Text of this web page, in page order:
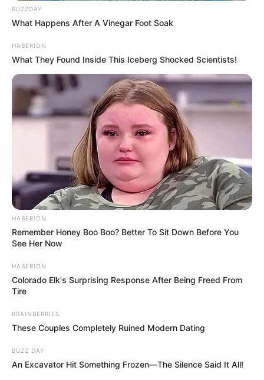
BUZZDAY
What Happens After A Vinegar Foot Soak
HABERION
What They Found Inside This Iceberg Shocked Scientists!
HABERION
Remember Honey Boo Boo? Better To Sit Down Before You
See Her Now
HABERION
Colorado Elk's Surprising Response After Being Freed From
Tire
BRAINBERRIES
These Couples Completely Ruined Modern Dating
BUZZ DAY
An Excavator Hit Something Frozen—The Silence Said It All!